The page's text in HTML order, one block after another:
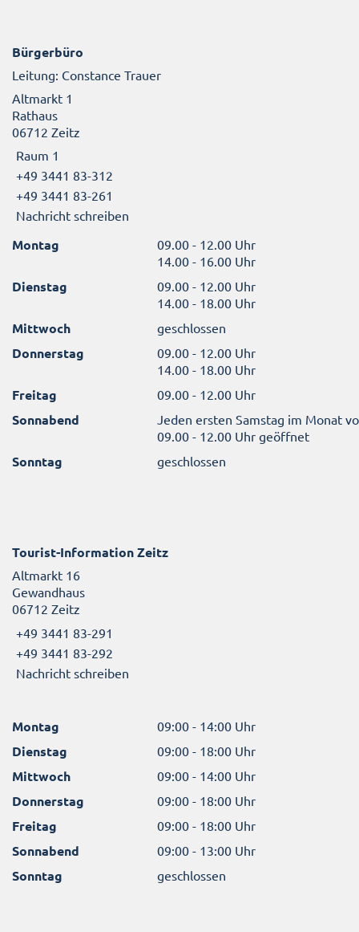
Bürgerbüro
Leitung: Constance Trauer
Altmarkt 1
Rathaus
06712 Zeitz
Raum 1
+49 3441 83-312
+49 3441 83-261
Nachricht schreiben
Montag
09.00 - 12.00 Uhr
14.00 - 16.00 Uhr
Dienstag
09.00 - 12.00 Uhr
14.00 - 18.00 Uhr
Mittwoch geschlossen
Donnerstag
09.00 - 12.00 Uhr
14.00 - 18.00 Uhr
Freitag 09.00 - 12.00 Uhr
Sonnabend
Jeden ersten Samstag im Monat
09.00 - 12.00 Uhr geöffnet
Sonntag geschlossen
Tourist-Information Zeitz
Altmarkt 16
Gewandhaus
06712 Zeitz
+49 3441 83-291
+49 3441 83-292
Nachricht schreiben
Montag 09:00 - 14:00 Uhr
Dienstag 09:00 - 18:00 Uhr
Mittwoch 09:00 - 14:00 Uhr
Donnerstag 09:00 - 18:00 Uhr
Freitag 09:00 - 18:00 Uhr
Sonnabend 09:00 - 13:00 Uhr
Sonntag geschlossen